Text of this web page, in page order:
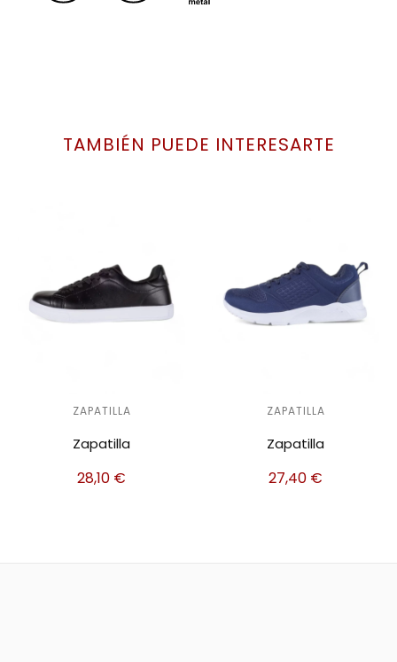
TAMBIÉN PUEDE INTERESARTE
ZAPATILLA
Zapatilla
28,10 €
ZAPATILLA
Zapatilla
27,40 €